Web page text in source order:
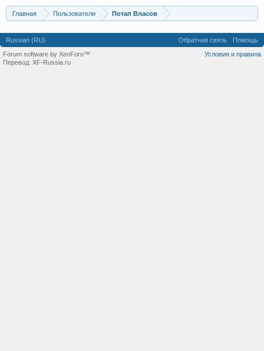
Главная Пользователи Потап Власов
Russian (RU) Обратная связь
Помощь
Условия и правила
Forum software by XenForo™
Перевод: XF-Russia.ru